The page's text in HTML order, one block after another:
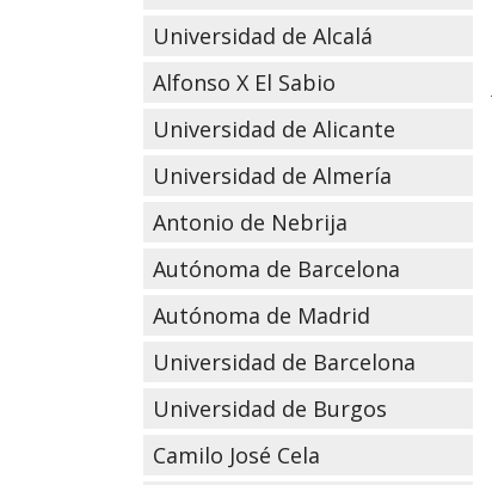
Universidad de Alcalá
Alfonso X El Sabio
Universidad de Alicante
Universidad de Almería
Antonio de Nebrija
Autónoma de Barcelona
Autónoma de Madrid
Universidad de Barcelona
Universidad de Burgos
Camilo José Cela